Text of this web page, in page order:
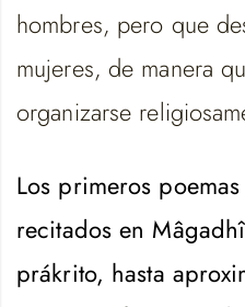
hombres, pero que
mujeres, de manera
organizarse
Los primeros
recitados en
prákrito, hasta